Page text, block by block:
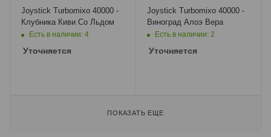
Joystick Turbomixo 40000 -
Клубника Киви Со Льдом
Есть в наличии: 4
Уточняется
Joystick Turbomixo 40000 -
Виноград Алоэ Вера
Есть в наличии: 2
Уточняется
ПОКАЗАТЬ ЕЩЕ